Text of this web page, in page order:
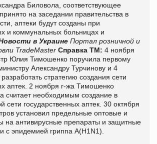
Биловола, соответствующее
на заседании правительства в
аптеки будут созданы при
и коммунальных больницах и
в Украине Портал розничной и
TradeMaster Справка ТМ: 4 ноября
Юлия Тимошенко поручила первому
Александру Турчинову и 4
стратегию создания сети
аптек. 2 ноября г-жа Тимошенко
считает необходимым создание в
сети государственных аптек. 30 октября
установил предельные оптовые и
на антивирусные препараты и защитные
с эпидемией гриппа А(H1N1).